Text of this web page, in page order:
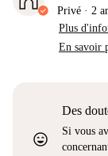
Privé · 2
Plus
En savoir
sentiment_very_satisfied
Des
Si vous